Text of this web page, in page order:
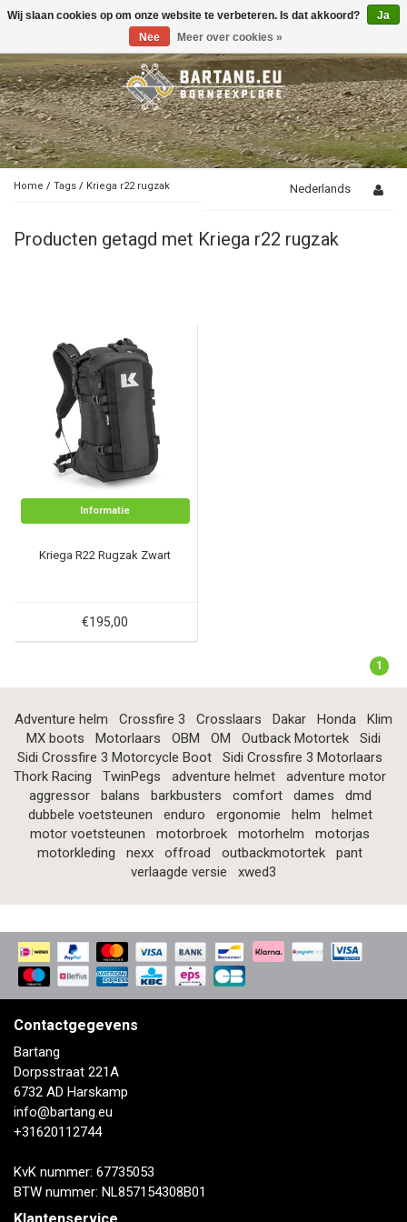
Toggle
Home / Tags / Kriega r22 rugzak Nederlands
Producten getagd met Kriega r22 rugzak
Informatie
Kriega R22 Rugzak Zwart
€195,00
1
Adventure helm Crossfire 3 Crosslaars Dakar Honda
Klim
MX boots
Motorlaars OBM OM Outback Motortek
Sidi
Sidi Crossfire 3 Motorcycle Boot
Sidi Crossfire 3 Motorlaars
Thork Racing
TwinPegs adventure helmet
adventure motor
aggressor
balans barkbusters comfort dames
dmd
dubbele voetsteunen
enduro ergonomie helm
helmet
motor voetsteunen
motorbroek motorhelm
motorjas
motorkleding
nexx offroad outbackmotortek
pant
verlaagde versie
xwed3
Contactgegevens
Bartang
Dorpsstraat 221A
6732 AD Harskamp
info@bartang.eu
+31620112744
KvK nummer: 67735053
BTW nummer: NL857154308B01
Wij slaan cookies op om onze website te verbeteren. Is dat akkoord?
Ja
Nee
Meer over cookies »